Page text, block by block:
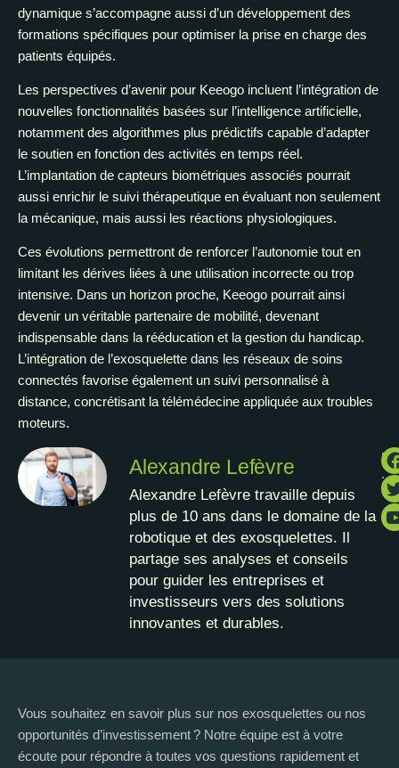
dynamique s’accompagne aussi d’un développement des
formations spécifiques pour optimiser la prise en charge des
patients équipés.
Les perspectives d’avenir pour Keeogo incluent l’intégration de
nouvelles fonctionnalités basées sur l’intelligence artificielle,
notamment des algorithmes plus prédictifs capable d’adapter
le soutien en fonction des activités en temps réel.
L’implantation de capteurs biométriques associés pourrait
aussi enrichir le suivi thérapeutique en évaluant non seulement
la mécanique, mais aussi les réactions physiologiques.
Ces évolutions permettront de renforcer l’autonomie tout en
limitant les dérives liées à une utilisation incorrecte ou trop
intensive. Dans un horizon proche, Keeogo pourrait ainsi
devenir un véritable partenaire de mobilité, devenant
indispensable dans la rééducation et la gestion du handicap.
L’intégration de l’exosquelette dans les réseaux de soins
connectés favorise également un suivi personnalisé à
distance, concrétisant la télémédecine appliquée aux troubles
moteurs.
Alexandre Lefèvre
Alexandre Lefèvre travaille depuis
plus de 10 ans dans le domaine de la
robotique et des exosquelettes. Il
partage ses analyses et conseils
pour guider les entreprises et
investisseurs vers des solutions
innovantes et durables.
:
Vous souhaitez en savoir plus sur nos exosquelettes ou nos
opportunités d’investissement ? Notre équipe est à votre
écoute pour répondre à toutes vos questions rapidement et